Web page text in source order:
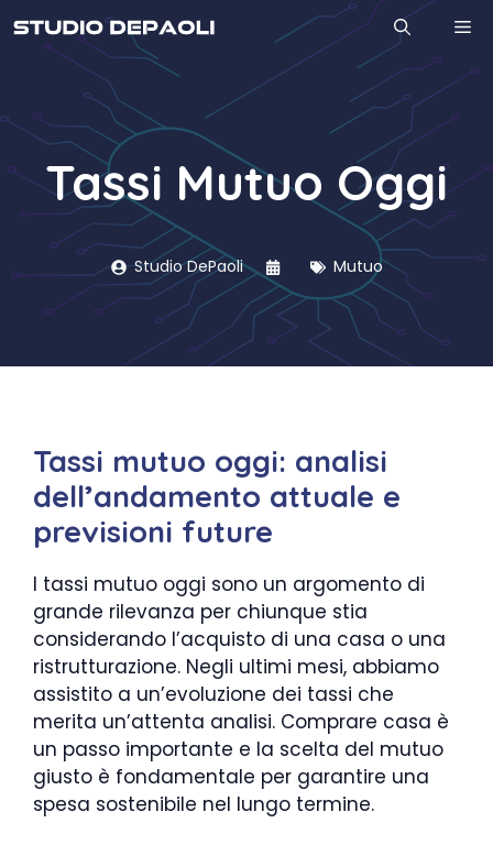
al
contenuto
Tassi Mutuo Oggi
Studio DePaoli Mutuo
Tassi mutuo oggi: analisi
dell’andamento attuale e
previsioni future
I tassi mutuo oggi sono un argomento di
grande rilevanza per chiunque stia
considerando l’acquisto di una casa o una
ristrutturazione. Negli ultimi mesi, abbiamo
assistito a un’evoluzione dei tassi che
merita un’attenta analisi. Comprare casa è
un passo importante e la scelta del mutuo
giusto è fondamentale per garantire una
spesa sostenibile nel lungo termine.